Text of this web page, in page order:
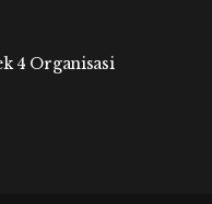
4 Organisasi